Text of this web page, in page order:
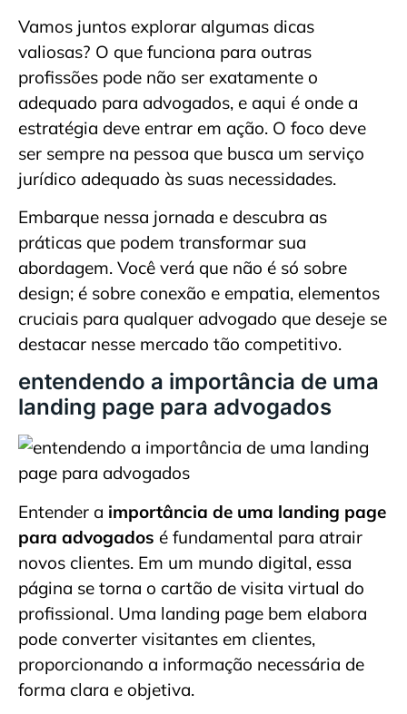
Vamos juntos explorar algumas dicas
valiosas? O que funciona para outras
profissões pode não ser exatamente o
adequado para advogados, e aqui é onde a
estratégia deve entrar em ação. O foco deve
ser sempre na pessoa que busca um serviço
jurídico adequado às suas necessidades.
Embarque nessa jornada e descubra as
práticas que podem transformar sua
abordagem. Você verá que não é só sobre
design; é sobre conexão e empatia, elementos
cruciais para qualquer advogado que deseje se
destacar nesse mercado tão competitivo.
entendendo a importância de uma
landing page para advogados
Entender a importância de uma landing page
para advogados é fundamental para atrair
novos clientes. Em um mundo digital, essa
página se torna o cartão de visita virtual do
profissional. Uma landing page bem elabora
pode converter visitantes em clientes,
proporcionando a informação necessária de
forma clara e objetiva.